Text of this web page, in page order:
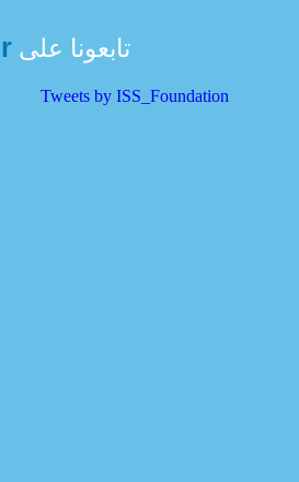
تابعونا على
Tweets by ISS_Foundation